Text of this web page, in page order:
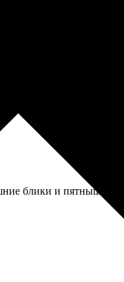
блики и пятнышки, я